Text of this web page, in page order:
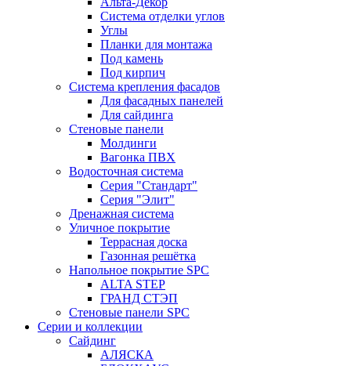
Система отделки углов
Углы
Планки для монтажа
Под камень
Под кирпич
Система крепления фасадов
Для фасадных панелей
Для сайдинга
Стеновые панели
Молдинги
Вагонка ПВХ
Водосточная система
Серия "Стандарт"
Серия "Элит"
Дренажная система
Уличное покрытие
Террасная доска
Газонная решётка
Напольное покрытие SPC
ALTA STEP
ГРАНД СТЭП
Стеновые панели SPC
Серии и коллекции
Сайдинг
АЛЯСКА